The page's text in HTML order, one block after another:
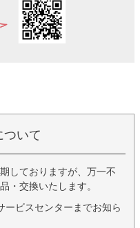
ついて
しておりますが、万一不
・交換いたします。
ービスセンターまでお知ら